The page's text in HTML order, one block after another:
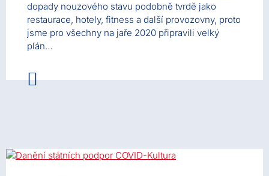
dopady nouzového stavu podobně tvrdě jako
restaurace, hotely, fitness a další provozovny, proto
jsme pro všechny na jaře 2020 připravili velký
plán…